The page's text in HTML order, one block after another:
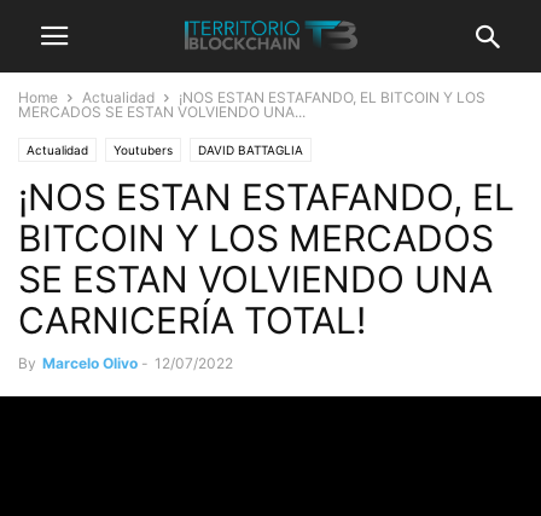
Home Actualidad
¡NOS ESTAN ESTAFANDO, EL BITCOIN Y LOS
MERCADOS SE ESTAN VOLVIENDO UNA...
Actualidad Youtubers DAVID BATTAGLIA
¡NOS ESTAN ESTAFANDO, EL
BITCOIN Y LOS MERCADOS
SE ESTAN VOLVIENDO UNA
CARNICERÍA TOTAL!
By Marcelo Olivo - 12/07/2022